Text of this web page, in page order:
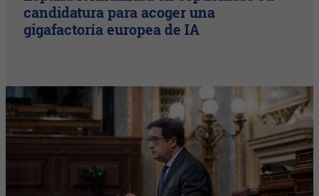
candidatura para acoger una
gigafactoría europea de IA